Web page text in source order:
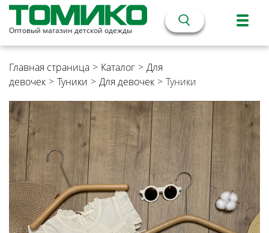
Оптовый магазин детской одежды
Главная страница > Каталог > Для
девочек > Туники > Для девочек > Туники